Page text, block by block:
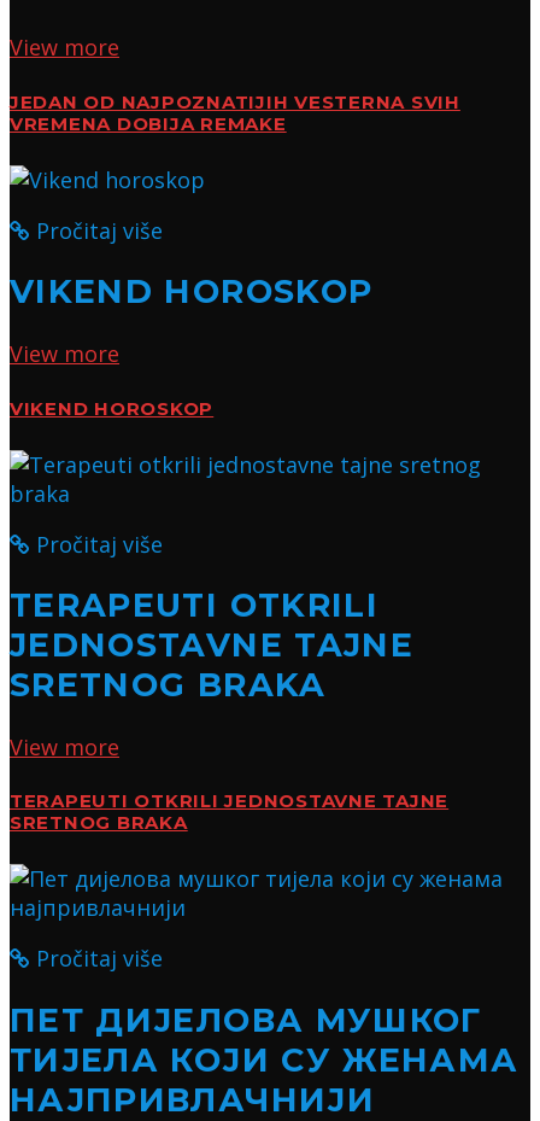
View more
JEDAN OD NAJPOZNATIJIH VESTERNA SVIH
VREMENA DOBIJA REMAKE
Pročitaj više
VIKEND HOROSKOP
View more
VIKEND HOROSKOP
Pročitaj više
TERAPEUTI OTKRILI
JEDNOSTAVNE TAJNE
SRETNOG BRAKA
View more
TERAPEUTI OTKRILI JEDNOSTAVNE TAJNE
SRETNOG BRAKA
Pročitaj više
ПЕТ ДИЈЕЛОВА МУШКОГ
ТИЈЕЛА КОЈИ СУ ЖЕНАМА
НАЈПРИВЛАЧНИЈИ